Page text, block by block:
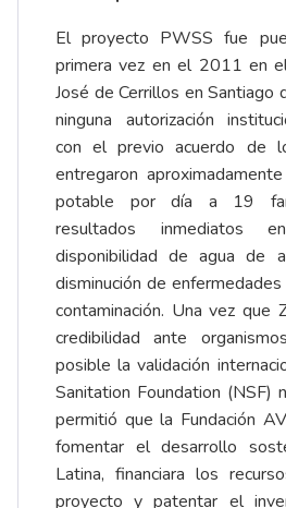
El proyecto PWSS fue
primera vez en el 2011 en
José de Cerrillos en Santiago
ninguna autorización
con el previo acuerdo de
entregaron
potable por día a 19
resultados
disponibilidad de agua de
disminución de
contaminación. Una vez que
credibilidad ante
posible la validación
Sanitation Foundation (NSF)
permitió que la Fundación
fomentar el desarrollo
Latina, financiara los
proyecto y patentar el